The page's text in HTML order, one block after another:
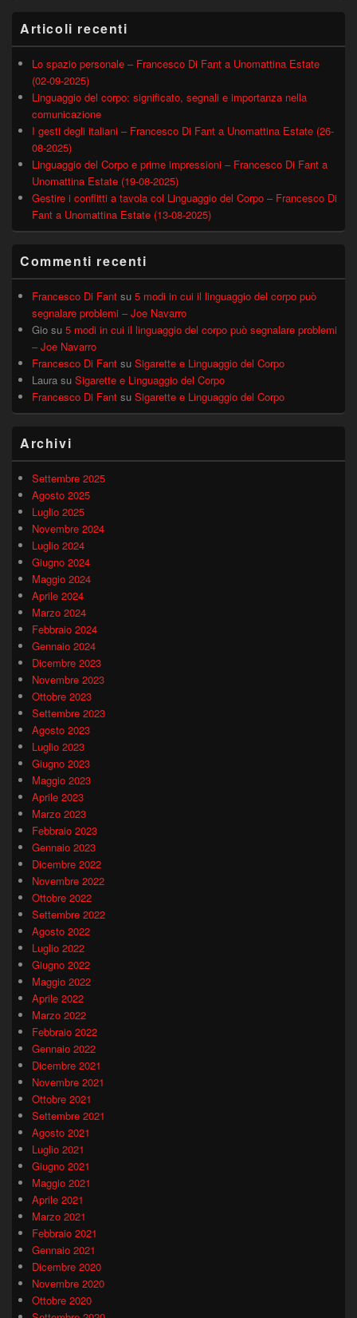
Articoli recenti
Lo spazio personale – Francesco Di Fant a Unomattina Estate
(02-09-2025)
Linguaggio del corpo: significato, segnali e importanza nella
comunicazione
I gesti degli italiani – Francesco Di Fant a Unomattina Estate (26-
08-2025)
Linguaggio del Corpo e prime impressioni – Francesco Di Fant a
Unomattina Estate (19-08-2025)
Gestire i conflitti a tavola col Linguaggio del Corpo – Francesco Di
Fant a Unomattina Estate (13-08-2025)
Commenti recenti
Francesco Di Fant su 5 modi in cui il linguaggio del corpo può
segnalare problemi – Joe Navarro
Gio su 5 modi in cui il linguaggio del corpo può segnalare problemi
– Joe Navarro
Francesco Di Fant su Sigarette e Linguaggio del Corpo
Laura su Sigarette e Linguaggio del Corpo
Francesco Di Fant su Sigarette e Linguaggio del Corpo
Archivi
Settembre 2025
Agosto 2025
Luglio 2025
Novembre 2024
Luglio 2024
Giugno 2024
Maggio 2024
Aprile 2024
Marzo 2024
Febbraio 2024
Gennaio 2024
Dicembre 2023
Novembre 2023
Ottobre 2023
Settembre 2023
Agosto 2023
Luglio 2023
Giugno 2023
Maggio 2023
Aprile 2023
Marzo 2023
Febbraio 2023
Gennaio 2023
Dicembre 2022
Novembre 2022
Ottobre 2022
Settembre 2022
Agosto 2022
Luglio 2022
Giugno 2022
Maggio 2022
Aprile 2022
Marzo 2022
Febbraio 2022
Gennaio 2022
Dicembre 2021
Novembre 2021
Ottobre 2021
Settembre 2021
Agosto 2021
Luglio 2021
Giugno 2021
Maggio 2021
Aprile 2021
Marzo 2021
Febbraio 2021
Gennaio 2021
Dicembre 2020
Novembre 2020
Ottobre 2020